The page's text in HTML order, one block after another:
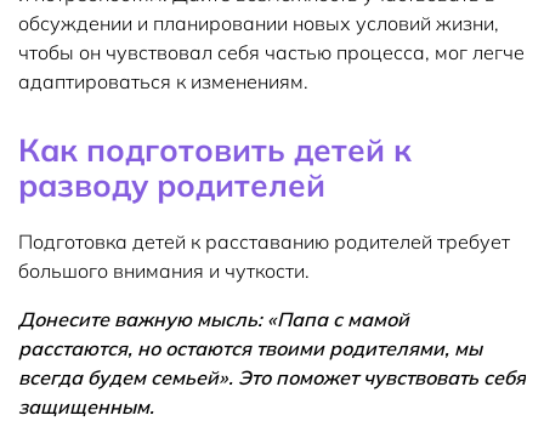
обсуждении и планировании новых условий жизни,
чтобы он чувствовал себя частью процесса, мог легче
адаптироваться к изменениям.
Как подготовить детей к
разводу родителей
Подготовка детей к расставанию родителей требует
большого внимания и чуткости.
Донесите важную мысль: «Папа с мамой
расстаются, но остаются твоими родителями, мы
всегда будем семьей». Это поможет чувствовать себя
защищенным.